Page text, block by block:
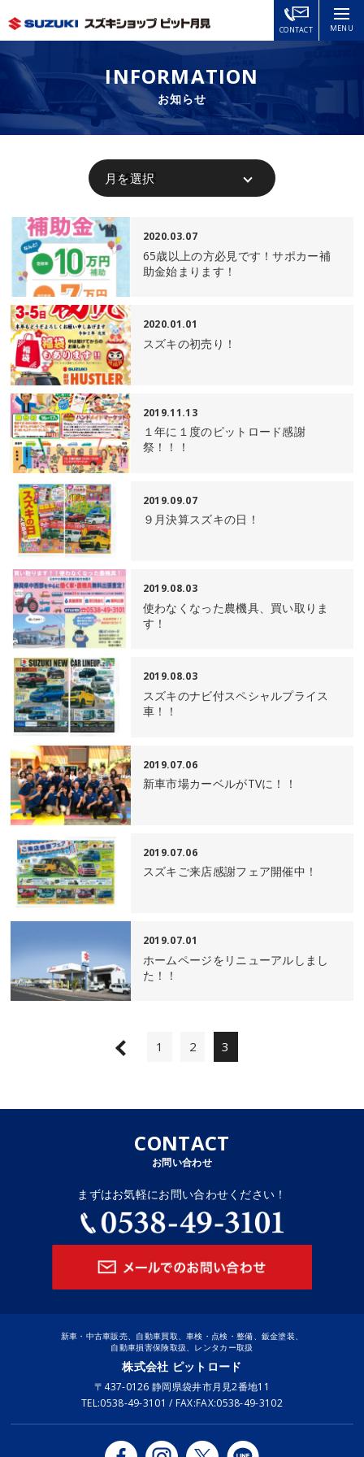
MENU
CONTACT
INFORMATION
お知らせ
2020.03.07
65歳以上の方必見です！サポカー補
助金始まります！
2020.01.01
スズキの初売り！
2019.11.13
１年に１度のピットロード感謝
祭！！！
2019.09.07
９月決算スズキの日！
2019.08.03
使わなくなった農機具、買い取りま
す！
2019.08.03
スズキのナビ付スペシャルプライス
車！！
2019.07.06
新車市場カーベルがTVに！！
2019.07.06
スズキご来店感謝フェア開催中！
2019.07.01
ホームページをリニューアルしまし
た！！
1 2 3
CONTACT
お問い合わせ
まずはお気軽にお問い合わせください！
新車・中古車販売、自動車買取、車検・点検・整備、鈑金塗装、
自動車損害保険取扱、レンタカー取扱
株式会社 ピットロード
〒437-0126 静岡県袋井市月見2番地11
TEL:0538-49-3101 / FAX:FAX:0538-49-3102